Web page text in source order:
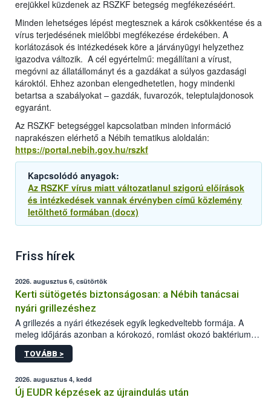
erejükkel küzdenek az RSZKF betegség megfékezéséért.
Minden lehetséges lépést megtesznek a károk csökkentése és a
vírus terjedésének mielőbbi megfékezése érdekében. A
korlátozások és intézkedések köre a járványügyi helyzethez
igazodva változik. A cél egyértelmű: megállítani a vírust,
megóvni az állatállományt és a gazdákat a súlyos gazdasági
károktól. Ehhez azonban elengedhetetlen, hogy mindenki
betartsa a szabályokat – gazdák, fuvarozók, teleptulajdonosok
egyaránt.
Az RSZKF betegséggel kapcsolatban minden információ
naprakészen elérhető a Nébih tematikus aloldalán:
https://portal.nebih.gov.hu/rszkf
Kapcsolódó anyagok:
Az RSZKF vírus miatt változatlanul szigorú előírások
és intézkedések vannak érvényben című közlemény
letölthető formában (docx)
Friss hírek
2026. augusztus 6, csütörtök
Kerti sütögetés biztonságosan: a Nébih tanácsai
nyári grillezéshez
A grillezés a nyári étkezések egyik legkedveltebb formája. A
meleg időjárás azonban a kórokozó, romlást okozó baktériumok
gyorsabb szaporodásának is kedvez. A szabadtéri sütögetés
ezért nem csupán a megfelelő sütési technikáról szól: legalább
higiéniai szabályok betartása, a megfelelő hőkezelés, valamint a
maradékok szakszerű tárolása. A Nemzeti Élelmiszerlánc-
TOVÁBB >
2026. augusztus 4, kedd
Új EUDR képzések az újraindulás után